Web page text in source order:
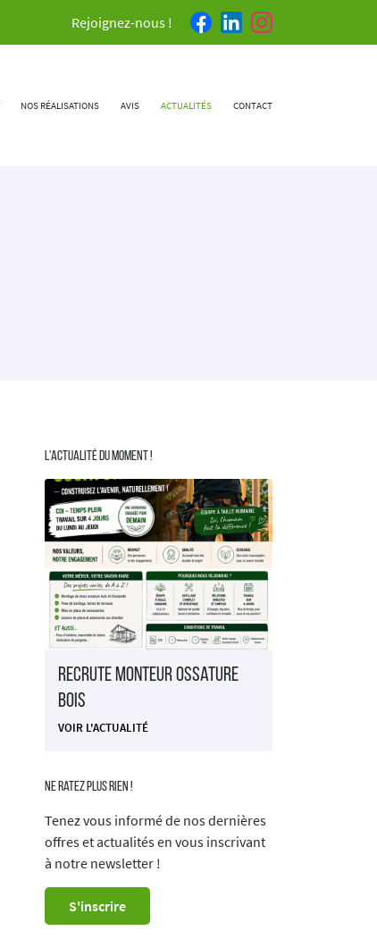
Rejoignez-nous !
NOS RÉALISATIONS AVIS ACTUALITÉS CONTACT
L'actualité du moment !
Recrute Monteur Ossature
Bois
VOIR L'ACTUALITÉ
Ne ratez plus rien !
Tenez vous informé de nos dernières
offres et actualités en vous inscrivant
à notre newsletter !
S'inscrire